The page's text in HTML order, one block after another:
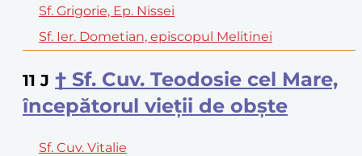
Sf. Grigorie, Ep. Nissei
Sf. Ier. Dometian, episcopul Melitinei
11 J † Sf. Cuv. Teodosie cel Mare,
începătorul vieţii de obşte
Sf. Cuv. Vitalie